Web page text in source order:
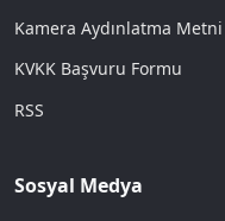
Kamera Aydınlatma Metni
KVKK Başvuru Formu
RSS
Sosyal Medya